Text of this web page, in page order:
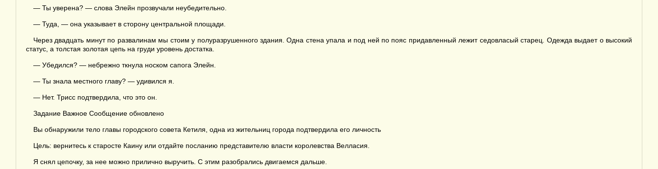
— Ты уверена? — слова Элейн прозвучали неубедительно.
— Туда, — она указывает в сторону центральной площади.
Через двадцать минут по развалинам мы стоим у полуразрушенного здания. Одна стена упала и под ней по пояс придавленный лежит седовласый старец. Одежда выдает о высокий
статус, а толстая золотая цепь на груди уровень достатка.
— Убедился? — небрежно ткнула носком сапога Элейн.
— Ты знала местного главу? — удивился я.
— Нет. Трисс подтвердила, что это он.
Задание Важное Сообщение обновлено
Вы обнаружили тело главы городского совета Кетиля, одна из жительниц города подтвердила его личность
Цель: вернитесь к старосте Каину или отдайте посланию представителю власти королевства Велласия.
Я снял цепочку, за нее можно прилично выручить. С этим разобрались двигаемся дальше.